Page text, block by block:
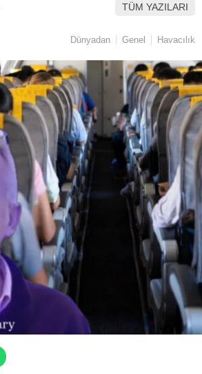
TÜM YAZILARI
Dünyadan Genel Havacılık